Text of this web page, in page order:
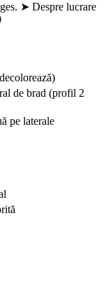
➤ Despre lucrare
de brad (profil 2
pe laterale